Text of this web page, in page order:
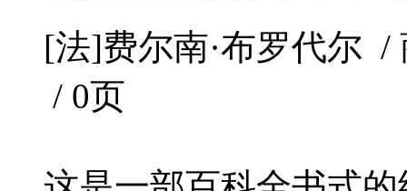
[法]费尔南·布罗代尔 /
/ 0页